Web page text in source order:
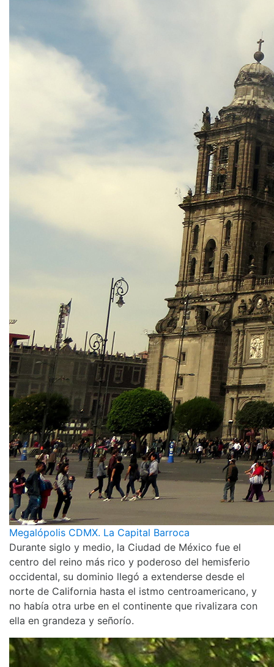
Megalópolis CDMX. La Capital Barroca
Durante siglo y medio, la Ciudad de México fue el
centro del reino más rico y poderoso del hemisferio
occidental, su dominio llegó a extenderse desde el
norte de California hasta el istmo centroamericano, y
no había otra urbe en el continente que rivalizara con
ella en grandeza y señorío.